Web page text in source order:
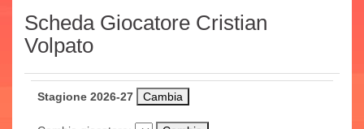
Scheda Giocatore Cristian
Volpato
Stagione 2026-27